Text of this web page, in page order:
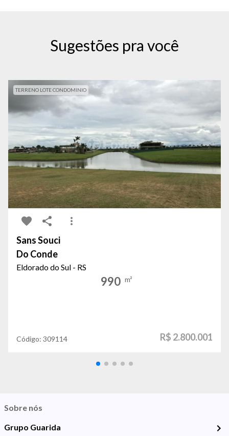
Sugestões pra você
TERRENO LOTE CONDOMINIO
Sans Souci
Do Conde
Eldorado do Sul - RS
990 m²
Código: 309114 R$ 2.800.001
Sobre nós
Grupo Guarida